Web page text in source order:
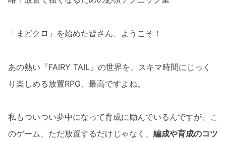
「まどクロ」を始めた皆さん、ようこそ！
あの熱い『FAIRY TAIL』の世界を、スキマ時間にじっく
り楽しめる放置RPG、最高ですよね。
私もついつい夢中になって育成に励んでいるんですが、こ
のゲーム、ただ放置するだけじゃなく、 編成や育成のコツ